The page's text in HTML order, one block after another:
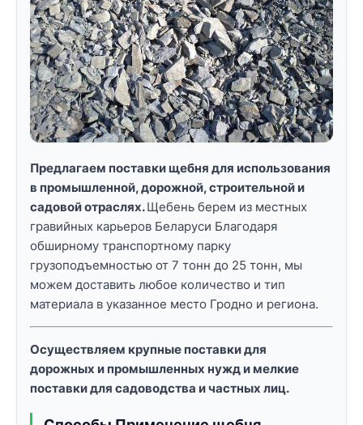
Предлагаем поставки щебня для использования
в промышленной, дорожной, строительной и
садовой отраслях.Щебень берем из местных
гравийных карьеров Беларуси Благодаря
обширному транспортному парку
грузоподъемностью от 7 тонн до 25 тонн, мы
можем доставить любое количество и тип
материала в указанное место Гродно и региона.
Осуществляем крупные поставки для
дорожных и промышленных нужд и мелкие
поставки для садоводства и частных лиц.